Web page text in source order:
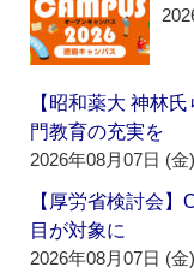
【昭和薬大 神林
門教育の充実を
2026年08月07日 (金)
【厚労省検討会
目が対象に
2026年08月07日 (金)